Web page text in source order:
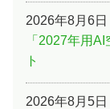
2026年8月6日
「2027年用
ト
2026年8月5日